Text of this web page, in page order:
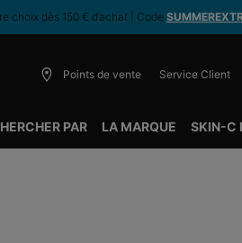
choix dès 150 € d’achat | Code
Points de vente Service Client
PAR LA MARQUE SKIN-C